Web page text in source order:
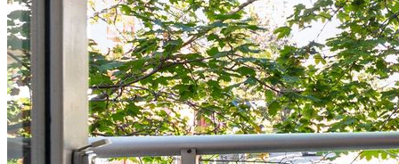
Sammantaget en bostad perfekt passande för både singelhushållet
som för paret som söker något att sätta sin prägel på men slippa
renovera badrummet som brukar vara det mest kostsamma och
omständliga.
Varmt välkommen på visning!
Anmäl eller boka in dig för visning på mäklarens hemsida. Då får du
även tillgång till dokument och utförligare information genom
tjänsten 'Boresan'.